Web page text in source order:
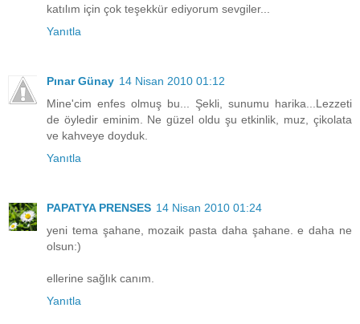
katılım için çok teşekkür ediyorum sevgiler...
Yanıtla
Pınar Günay 14 Nisan 2010 01:12
Mine'cim enfes olmuş bu... Şekli, sunumu harika...Lezzeti
de öyledir eminim. Ne güzel oldu şu etkinlik, muz, çikolata
ve kahveye doyduk.
Yanıtla
PAPATYA PRENSES 14 Nisan 2010 01:24
yeni tema şahane, mozaik pasta daha şahane. e daha ne
olsun:)
ellerine sağlık canım.
Yanıtla